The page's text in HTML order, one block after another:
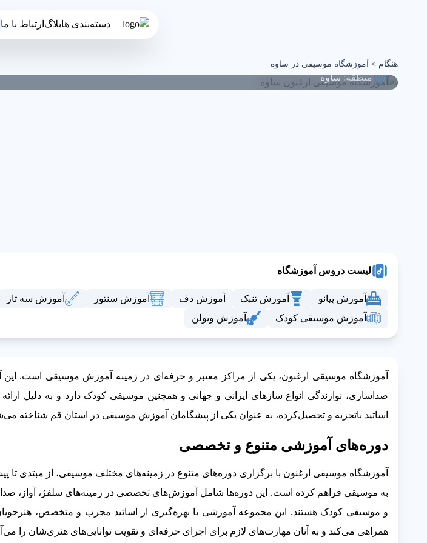
دسته‌بندی هابلاگ ارتباط با ما
هنگام > آموزشگاه موسیقی در ساوه
منطقه: ساوه
لیست دروس آموزشگاه
آموزش پیانو آموزش تنبک آموزش دف آموزش سنتور آموزش سه تار
آموزش موسیقی کودک
آموزش ویولن
آموزشگاه موسیقی ارغنون، یکی از مراکز معتبر و حرفه‌ای در زمینه آموزش موسیقی است. این
صداسازی، نوازندگی انواع سازهای ایرانی و جهانی و همچنین موسیقی کودک دارد و به دلیل
اساتید باتجربه و تحصیل‌کرده، به عنوان یکی از پیشگامان آموزش موسیقی در استان قم شناخته
دوره‌های آموزشی متنوع و تخصصی
آموزشگاه موسیقی ارغنون با برگزاری دوره‌های متنوع در زمینه‌های مختلف موسیقی، از مبتدی تا
به موسیقی فراهم کرده است. این دوره‌ها شامل آموزش‌های تخصصی در زمینه‌های سلفژ، آواز،
و موسیقی کودک هستند. این مجموعه آموزشی با بهره‌گیری از اساتید مجرب و متخصص،
همراهی می‌کند و به آنان مهارت‌های لازم برای اجرای حرفه‌ای و تقویت توانایی‌های هنری‌شان را